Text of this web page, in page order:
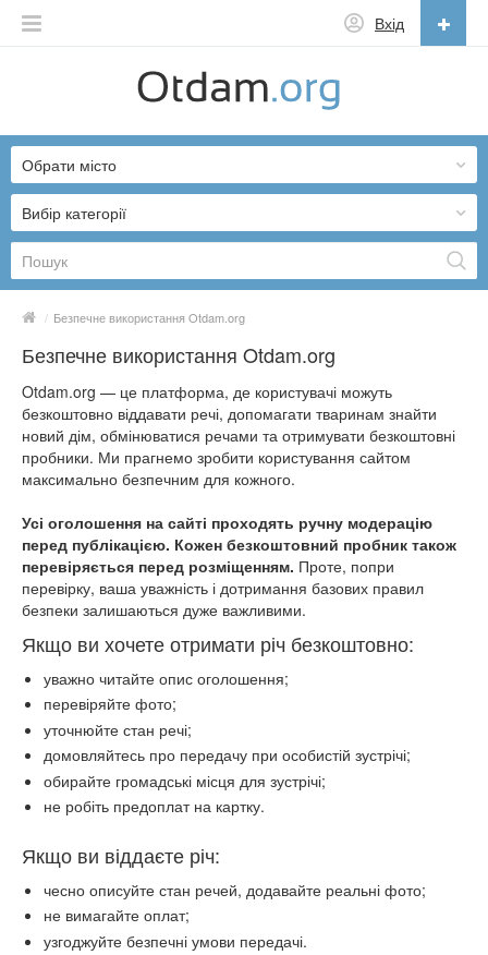
Вхід
English
Русский
Українська
Вибір категорії
Обрати місто
/ Безпечне використання Otdam.org
Безпечне використання Otdam.org
Otdam.org — це платформа, де користувачі можуть
безкоштовно віддавати речі, допомагати тваринам знайти
новий дім, обмінюватися речами та отримувати безкоштовні
пробники. Ми прагнемо зробити користування сайтом
максимально безпечним для кожного.
Усі оголошення на сайті проходять ручну модерацію
перед публікацією. Кожен безкоштовний пробник також
перевіряється перед розміщенням. Проте, попри
перевірку, ваша уважність і дотримання базових правил
безпеки залишаються дуже важливими.
Якщо ви хочете отримати річ безкоштовно:
уважно читайте опис оголошення;
перевіряйте фото;
уточнюйте стан речі;
домовляйтесь про передачу при особистій зустрічі;
обирайте громадські місця для зустрічі;
не робіть предоплат на картку.
Якщо ви віддаєте річ:
чесно описуйте стан речей, додавайте реальні фото;
не вимагайте оплат;
узгоджуйте безпечні умови передачі.